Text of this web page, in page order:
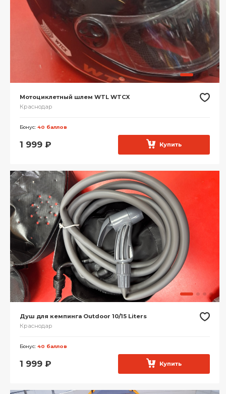
Мотоциклетный шлем WTL WTCX
Краснодар
Бонус: 40 баллов
1 999 ₽ Купить
Душ для кемпинга Outdoor 10/15 Liters
Краснодар
Бонус: 40 баллов
1 999 ₽ Купить